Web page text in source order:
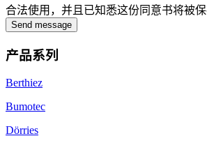
合法使用，并且已知悉这份同意书将被保
Send message
产品系列
Berthiez
Bumotec
Dörries